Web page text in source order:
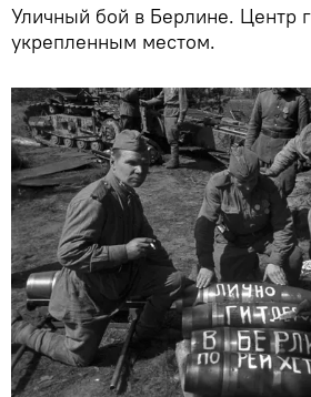
Уличный бой в Берлине. Центр
укрепленным местом.